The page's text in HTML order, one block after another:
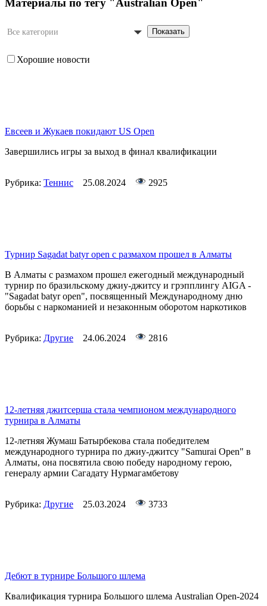
Материалы по тегу "Australian Open"
Все категории Показать
Хорошие новости
Евсеев и Жукаев покидают US Open
Завершились игры за выход в финал квалификации
Рубрика: Теннис 25.08.2024 2925
Турнир Sagadat batyr open с размахом прошел в Алматы
В Алматы с размахом прошел ежегодный международный
турнир по бразильскому джиу-джитсу и грэпплингу AIGA -
"Sagadat batyr open", посвященный Международному дню
борьбы с наркоманией и незаконным оборотом наркотиков
Рубрика: Другие 24.06.2024 2816
12-летняя джитсерша стала чемпионом международного
турнира в Алматы
12-летняя Жумаш Батырбекова стала победителем
международного турнира по джиу-джитсу "Samurai Open" в
Алматы, она посвятила свою победу народному герою,
генералу армии Сагадату Нурмагамбетову
Рубрика: Другие 25.03.2024 3733
Дебют в турнире Большого шлема
Квалификация турнира Большого шлема Australian Open-2024